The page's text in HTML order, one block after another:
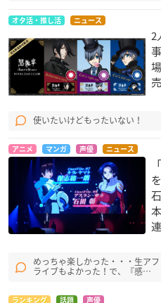
オタ活・推し活 ニュース
2
売
使いたいけどもったいない！
アニメ マンガ 声優 ニュース
めっちゃ楽しかった・・・生ア
ライブもよかった！で、『感…
ランキング 話題 声優